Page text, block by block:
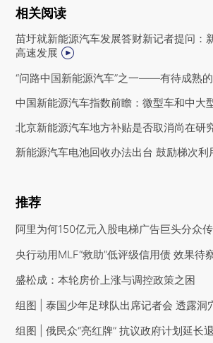
相关阅读
苗圩就新能源汽车发展答财新记者提问：
高速发展
“问路中国新能源汽车”之一——有待成熟
中国新能源汽车指数前瞻：微型车和中大
北京新能源汽车地方补贴是否取消尚在研
新能源汽车电池回收办法出台 鼓励梯次利
推荐
阿里为何150亿元入股电梯广告巨头分众
央行动用MLF“救助”低评级信用债 效果待
盛松成：本轮房价上涨与调控政策之困
组图 | 泰国少年足球队出席记者会 透露洞
组图 | 俄民众“亮红牌” 抗议政府计划延长